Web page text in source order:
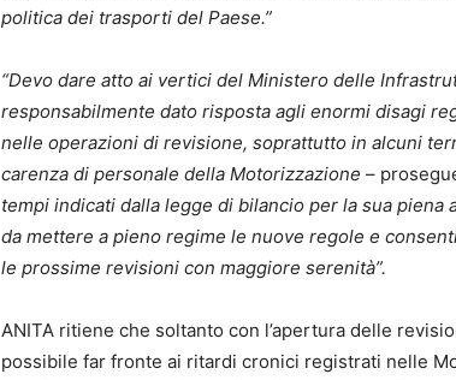
politica dei trasporti del Paese.”
“Devo dare atto ai vertici del Ministero delle
responsabilmente dato risposta agli enormi disagi
nelle operazioni di revisione, soprattutto in alcuni
carenza di personale della Motorizzazione –
tempi indicati dalla legge di bilancio per la sua piena
da mettere a pieno regime le nuove regole e
le prossime revisioni con maggiore serenità”.
ANITA ritiene che soltanto con l’apertura delle
possibile far fronte ai ritardi cronici registrati nelle